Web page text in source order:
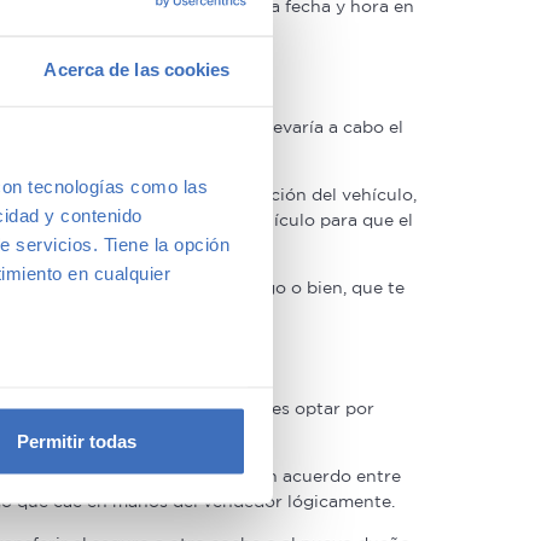
Acerca de las cookies
tecnologías como las
y contenido
servicios. Tiene la opción
en cualquier
en la
Permitir todas
tuyo, conviene dejar claro la fecha y hora en
a un particular, trámites que llevaría a cabo el
(la verde), la documentación del vehículo,
de transmisión del vehículo para que el
que el comprador acuda contigo o bien, que te
Si tienes otro coche, puedes optar por
suscrito el coche llegando a un acuerdo entre
cae en manos del vendedor lógicamente.